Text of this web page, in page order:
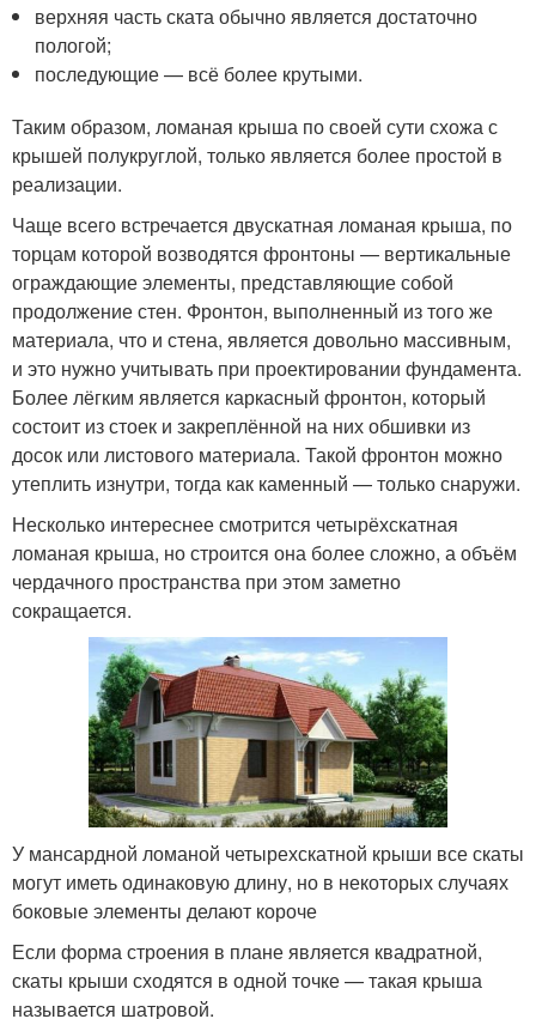
верхняя часть ската обычно является достаточно
пологой;
последующие — всё более крутыми.
Таким образом, ломаная крыша по своей сути схожа с
крышей полукруглой, только является более простой в
реализации.
Чаще всего встречается двускатная ломаная крыша, по
торцам которой возводятся фронтоны — вертикальные
ограждающие элементы, представляющие собой
продолжение стен. Фронтон, выполненный из того же
материала, что и стена, является довольно массивным,
и это нужно учитывать при проектировании фундамента.
Более лёгким является каркасный фронтон, который
состоит из стоек и закреплённой на них обшивки из
досок или листового материала. Такой фронтон можно
утеплить изнутри, тогда как каменный — только снаружи.
Несколько интереснее смотрится четырёхскатная
ломаная крыша, но строится она более сложно, а объём
чердачного пространства при этом заметно
сокращается.
У мансардной ломаной четырехскатной крыши все скаты
могут иметь одинаковую длину, но в некоторых случаях
боковые элементы делают короче
Если форма строения в плане является квадратной,
скаты крыши сходятся в одной точке — такая крыша
называется шатровой.